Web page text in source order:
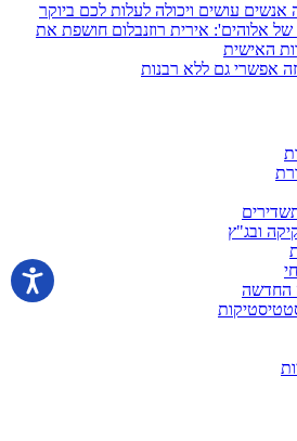
עושים ויכולה לעלות לכם ביוקר
של אלוהים': אירית רוזנבלום חושפת את
האישית
זה אפשרי גם ללא רבנות
ובג"ץ
החדשה